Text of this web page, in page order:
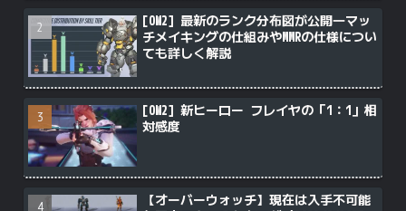
[OW2] 最新のランク分布図が公開―マッ
チメイキングの仕組みやMMRの仕様につい
ても詳しく解説
[OW2] 新ヒーロー フレイヤの「1：1」相
対感度
【オーバーウォッチ】現在は入手不可能